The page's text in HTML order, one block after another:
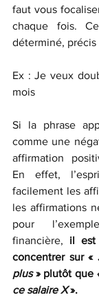
faut vous
chaque fois.
déterminé,
Ex : Je veux
mois
Si la phrase
comme une
affirmation
En effet,
facilement les
les affirmations
pour
financière, il est
concentrer sur «
plus » plutôt que
ce salaire X ».